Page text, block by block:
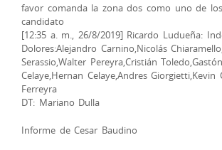
favor comanda la zona dos como uno de
candidato
[12:35 a. m., 26/8/2019] Ricardo Ludueña:
Dolores:Alejandro Carnino,Nicolás
Serassio,Walter Pereyra,Cristián
Celaye,Hernan Celaye,Andres Giorgietti,Kevin
Ferreyra
DT: Mariano Dulla
Informe de Cesar Baudino